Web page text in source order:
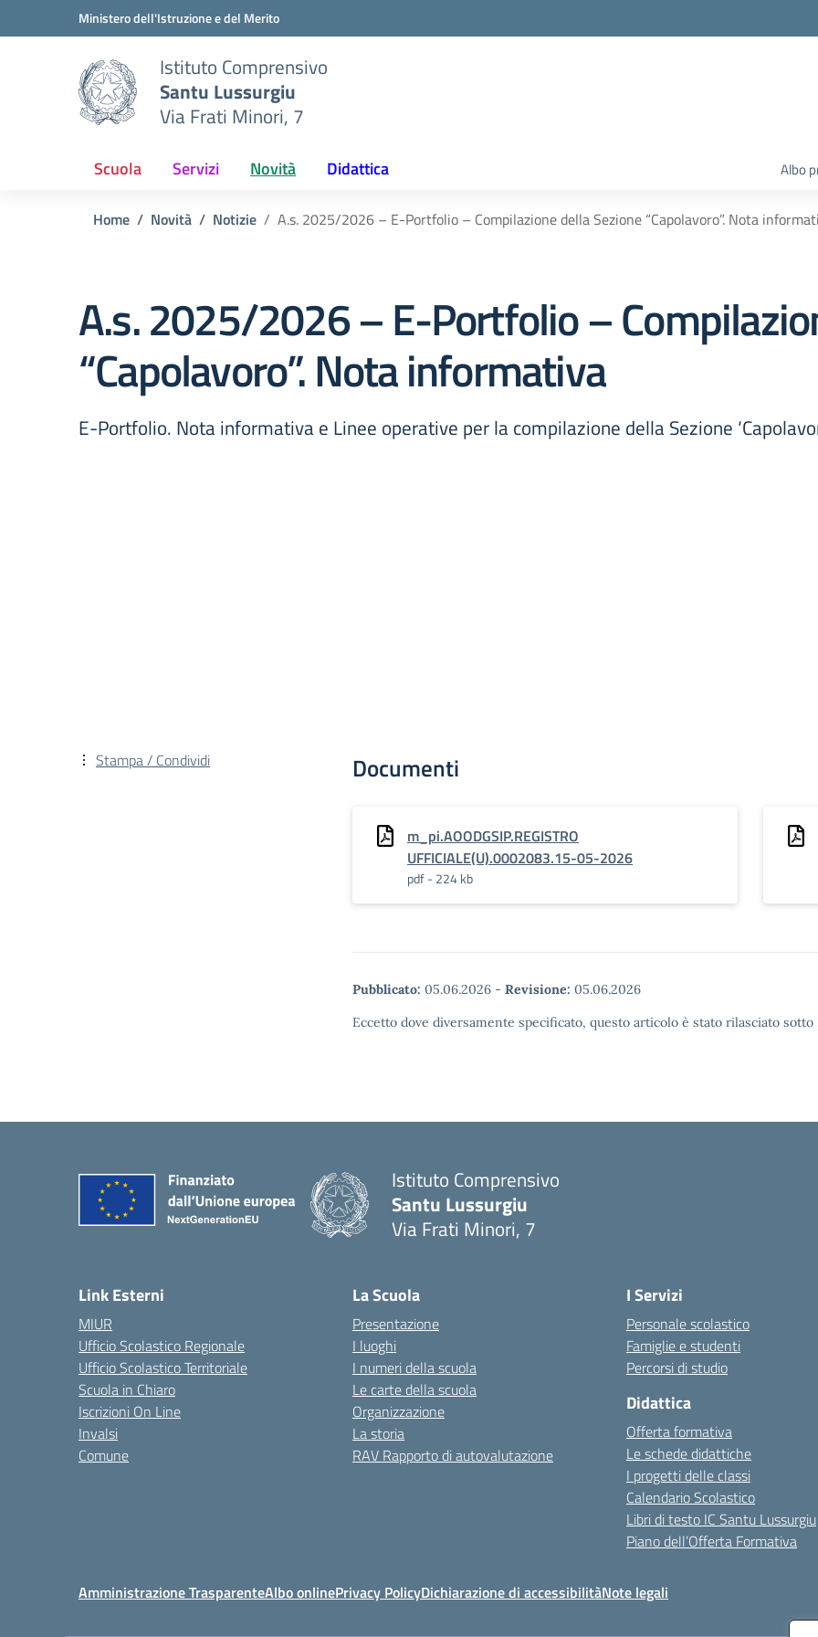
Vai ai contenuti
Vai al menu di navigazioneMinistero dell'Istruzione e del Merito
Istituto Comprensivo
Santu Lussurgiu
Via Frati Minori, 7
Scuola Servizi Novità Didattica Albo
Home Novità Notizie A.s. 2025/2026 – E-Portfolio – Compilazione della Sezione “Capolavoro”. Nota
A.s. 2025/2026 – E-Portfolio –
“Capolavoro”. Nota informativa
E-Portfolio. Nota informativa e Linee operative per la compilazione della Sezione
Documenti
m_pi.AOODGSIP.REGISTRO
UFFICIALE(U).0002083.15-05-2026
pdf - 224 kb
Pubblicato: 05.06.2026 - Revisione: 05.06.2026
Eccetto dove diversamente specificato, questo articolo è stato rilasciato
Stampa / Condividi
Istituto Comprensivo
Santu Lussurgiu
Via Frati Minori, 7
Link Esterni
MIUR
Ufficio Scolastico Regionale
Ufficio Scolastico Territoriale
Scuola in Chiaro
Iscrizioni On Line
Invalsi
Comune
La Scuola
Presentazione
I luoghi
I numeri della scuola
Le carte della scuola
Organizzazione
La storia
RAV Rapporto di autovalutazione
I Servizi
Personale scolastico
Famiglie e studenti
Percorsi di studio
Didattica
Offerta formativa
Le schede didattiche
I progetti delle classi
Calendario Scolastico
Libri di testo IC Santu Lussurgiu
Piano dell’Offerta Formativa
Amministrazione TrasparenteAlbo onlinePrivacy PolicyDichiarazione di accessibilitàNote legali